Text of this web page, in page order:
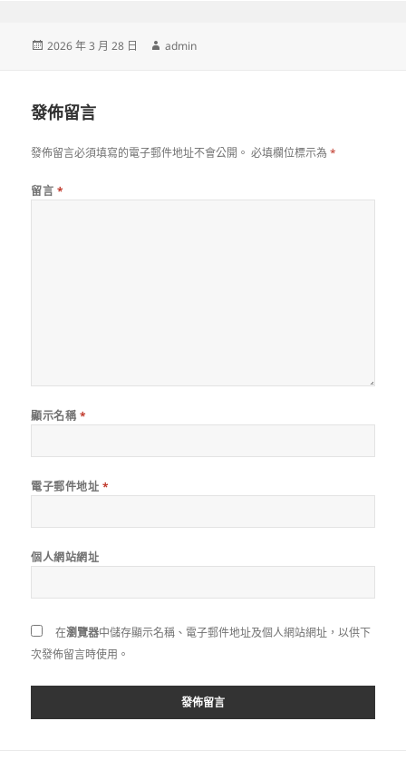
發
2026 年 3 月 28 日
作
admin
發佈留言
發佈留言必須填寫的電子郵件地址不會公開。 必填欄位標示為*
留言 *
顯示名稱 *
電子郵件地址 *
個人網站網址
在瀏覽器中儲存顯示名稱、電子郵件地址及個人網站網址，以供下
次發佈留言時使用。